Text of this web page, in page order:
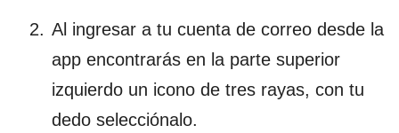
Al ingresar a tu cuenta de correo desde la
app encontrarás en la parte superior
izquierdo un icono de tres rayas, con tu
dedo selecciónalo.